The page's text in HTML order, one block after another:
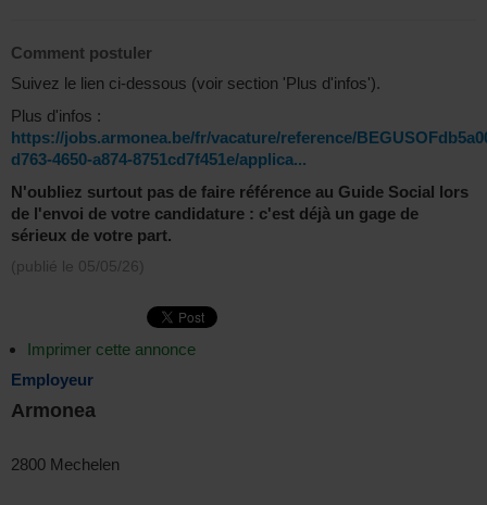
Comment postuler
Suivez le lien ci-dessous (voir section 'Plus d'infos').
Plus d'infos :
https://jobs.armonea.be/fr/vacature/reference/
d763-4650-a874-8751cd7f451e/applica...
N'oubliez surtout pas de faire référence au Guide Social lors
de l'envoi de votre candidature : c'est déjà un gage de
sérieux de votre part.
(publié le 05/05/26
Imprimer cette annonce
Employeur
Armonea
2800 Mechelen